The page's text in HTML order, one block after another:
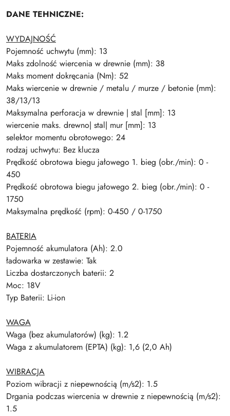
DANE TEHNICZNE:
WYDAJNOŚĆ
Pojemność uchwytu (mm): 13
Maks zdolność wiercenia w drewnie (mm): 38
Maks moment dokręcania (Nm): 52
Maks wiercenie w drewnie / metalu / murze / betonie (mm):
38/13/13
Maksymalna perforacja w drewnie | stal [mm]: 13
wiercenie maks. drewno| stal| mur [mm]: 13
selektor momentu obrotowego: 24
rodzaj uchwytu: Bez klucza
Prędkość obrotowa biegu jałowego 1. bieg (obr./min): 0 -
450
Prędkość obrotowa biegu jałowego 2. bieg (obr./min): 0 -
1750
Maksymalna prędkość (rpm): 0-450 / 0-1750
BATERIA
Pojemność akumulatora (Ah): 2.0
ładowarka w zestawie: Tak
Liczba dostarczonych baterii: 2
Moc: 18V
Typ Baterii: Li-ion
WAGA
Waga (bez akumulatorów) (kg): 1.2
Waga z akumulatorem (EPTA) (kg): 1,6 (2,0 Ah)
WIBRACJA
Poziom wibracji z niepewnością (m/s2): 1.5
Drgania podczas wiercenia w drewnie z niepewnością (m/s2):
1.5